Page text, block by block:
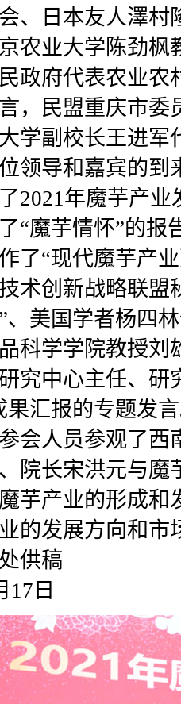
、日本友人澤村
农业大学陈劲枫
政府代表农业农
，民盟重庆市委
学副校长王进
领导和嘉宾的到
2021年魔芋产
“魔芋情怀”的
了“现代魔芋产
术创新战略联盟
、美国学者杨四
科学学院教授刘
究中心主任、研
果汇报的专题发
会人员参观了西
院长宋洪元与魔
芋产业的形成和
的发展方向和
供稿
17日